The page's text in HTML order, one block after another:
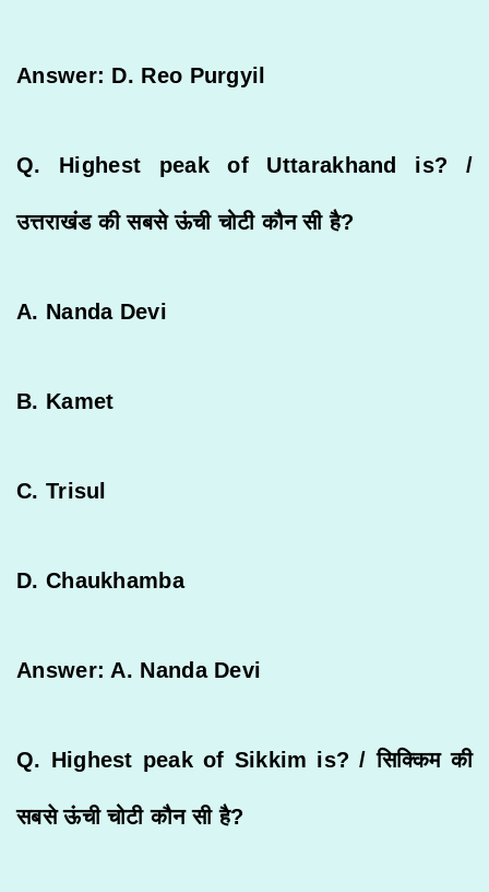
Answer: D. Reo Purgyil
Q. Highest peak of Uttarakhand is? /
उत्तराखंड की सबसे ऊंची चोटी कौन सी है?
A. Nanda Devi
B. Kamet
C. Trisul
D. Chaukhamba
Answer: A. Nanda Devi
Q. Highest peak of Sikkim is? /सिक्किम की
सबसे ऊंची चोटी कौन सी है?